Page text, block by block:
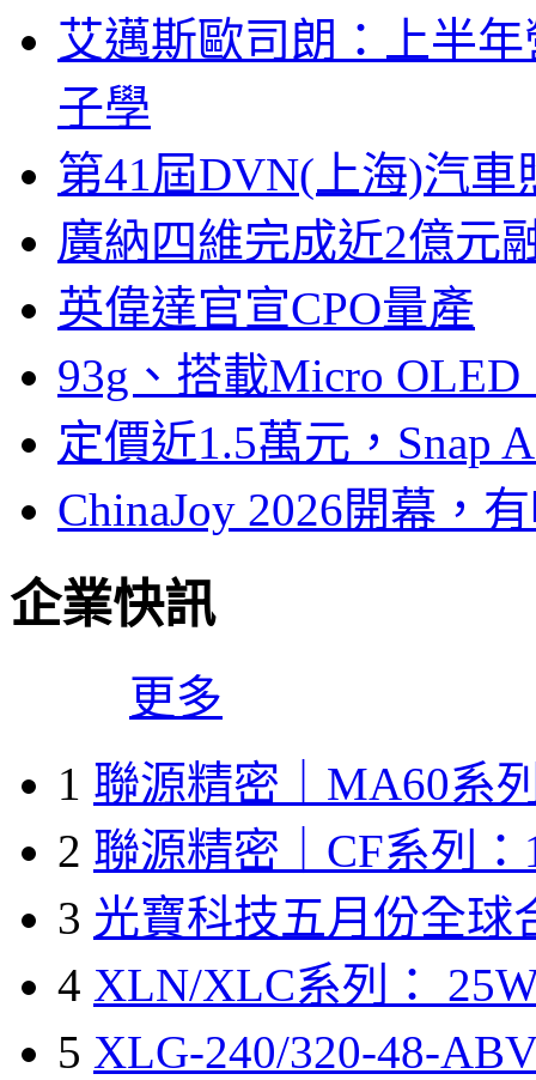
艾邁斯歐司朗：上半
子學
第41屆DVN(上海)汽
廣納四維完成近2億元
英偉達官宣CPO量產
93g、搭載Micro
定價近1.5萬元，Snap
ChinaJoy 2026開幕，
企業快訊
更多
1 聯源精密｜MA60系
2 聯源精密｜CF系列：
3 光寶科技五月份全球
4 XLN/XLC系列：
5 XLG-240/320-48-